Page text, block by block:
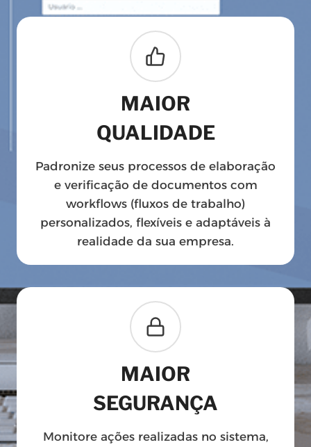
MAIOR
QUALIDADE
Padronize seus processos de elaboração
e verificação de documentos com
workflows (fluxos de trabalho)
personalizados, flexíveis e adaptáveis à
realidade da sua empresa.
MAIOR
SEGURANÇA
Monitore ações realizadas no sistema,